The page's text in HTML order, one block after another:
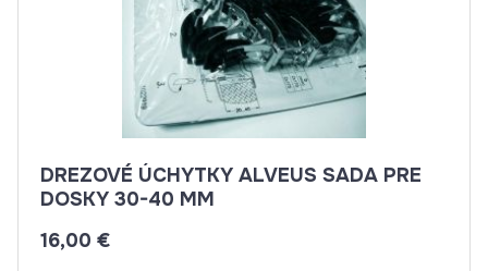
DREZOVÉ ÚCHYTKY ALVEUS SADA PRE
DOSKY 30-40 MM
16,00 €